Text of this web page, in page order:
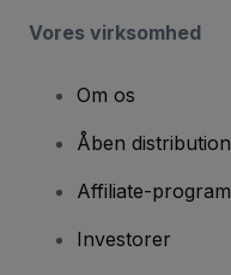
Vores virksomhed
Om os
Åben distribution
Affiliate-program
Investorer